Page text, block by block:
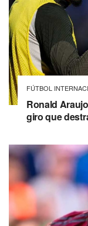
FÚTBOL
Ronald
giro que